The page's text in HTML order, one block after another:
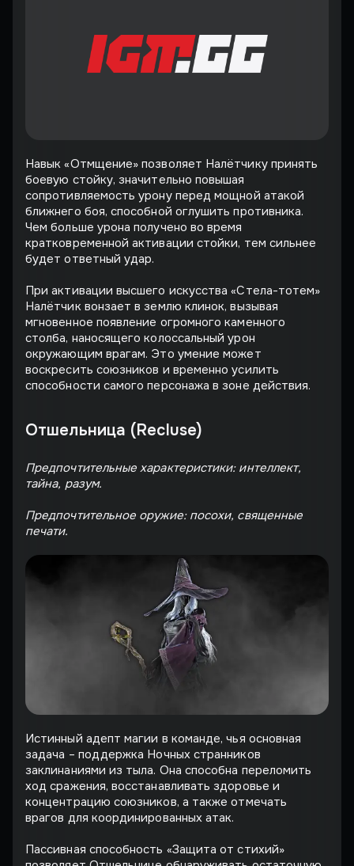
Навык «Отмщение» позволяет Налётчику принять
боевую стойку, значительно повышая
сопротивляемость урону перед мощной атакой
ближнего боя, способной оглушить противника.
Чем больше урона получено во время
кратковременной активации стойки, тем сильнее
будет ответный удар.
При активации высшего искусства «Стела-тотем»
Налётчик вонзает в землю клинок, вызывая
мгновенное появление огромного каменного
столба, наносящего колоссальный урон
окружающим врагам. Это умение может
воскресить союзников и временно усилить
способности самого персонажа в зоне действия.
Отшельница (Recluse)
Предпочтительные характеристики: интеллект,
тайна, разум.
Предпочтительное оружие: посохи, священные
печати.
Истинный адепт магии в команде, чья основная
задача – поддержка Ночных странников
заклинаниями из тыла. Она способна переломить
ход сражения, восстанавливать здоровье и
концентрацию союзников, а также отмечать
врагов для координированных атак.
Пассивная способность «Защита от стихий»